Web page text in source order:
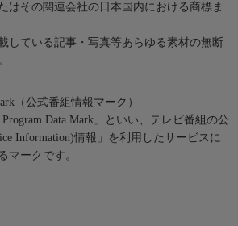
はその関連会社の日本国内における商標ま
している記事・写真等あらゆる素材の無断
（公式番組情報マーク）
Data Mark」といい、テレビ番組の公
Information)情報」を利用したサービスに
マークです。